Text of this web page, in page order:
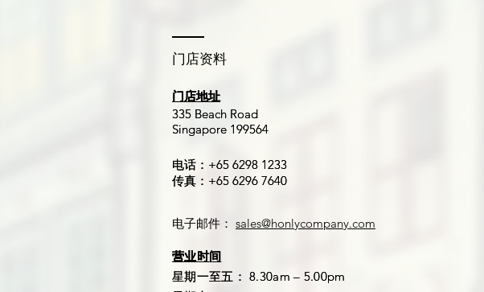
​门店资料
门店地址
​335 Beach Road
Singapore 199564
电话：+65 6298 1233
传真：+65 6296 7640
门店地址
​335 Beach Road
Singapore 199564
电话：+65 6298 1233
传真：+65 6296 7640
电子邮件： sales@honlycompany.com
营业时间
星期一至五： 8.30am – 5.00pm
营业时间
星期一至五： 8.30am – 5.00pm